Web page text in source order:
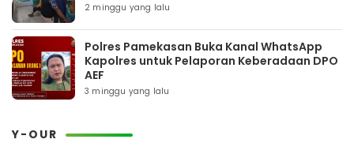
2 minggu yang lalu
Polres Pamekasan Buka Kanal WhatsApp
Kapolres untuk Pelaporan Keberadaan DPO
AEF
3 minggu yang lalu
Y-OUR